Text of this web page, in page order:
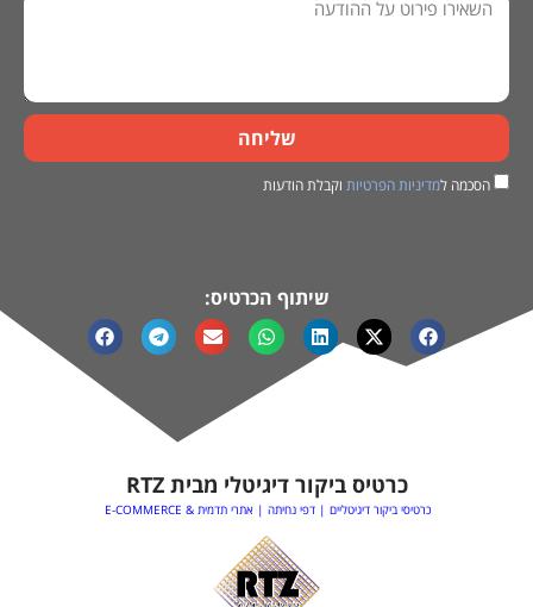
הסכמה למדיניות הפרטיות וקבלת הודעות
שליחה
שיתוף הכרטיס:
כרטיס ביקור דיגיטלי מבית RTZ
כרטיסי ביקור דיגיטליים | דפי נחיתה | אתרי תדמית & E-COMMERCE